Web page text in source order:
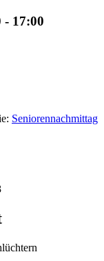
- 17:00
Seniorennachmittag